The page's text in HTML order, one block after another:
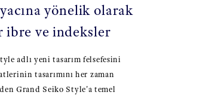
yönelik olarak
ibre ve indeksler
adlı yeni tasarım felsefesini
tasarımını her zaman
Grand Seiko Style'a temel